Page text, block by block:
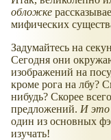
обложке
мифических
Задумайтесь на
Сегодня они
изображений на
кроме рога на лбу?
нибудь? Скорее
предложений. И это
один из основных
изучать!